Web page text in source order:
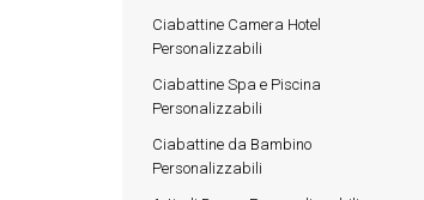
Ciabattine Camera Hotel
Personalizzabili
Ciabattine Spa e Piscina
Personalizzabili
Ciabattine da Bambino
Personalizzabili